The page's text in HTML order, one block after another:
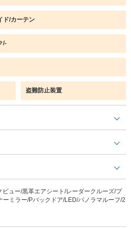
ド/カーテン
/-
盗難防止装置
ュー/黒革エアシート/レーダークルーズ/プ
ーミラー/Pバックドア/LED/パノラマルーフ/2